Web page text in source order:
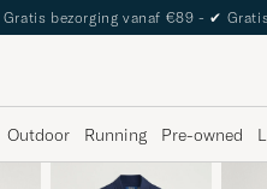
The Care of Carl Passport
Outdoor Running Pre-owned